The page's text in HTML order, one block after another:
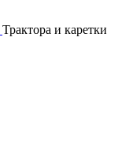
Трактора и каретки